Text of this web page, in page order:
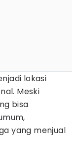
lokasi
Meski
bisa
yang menjual